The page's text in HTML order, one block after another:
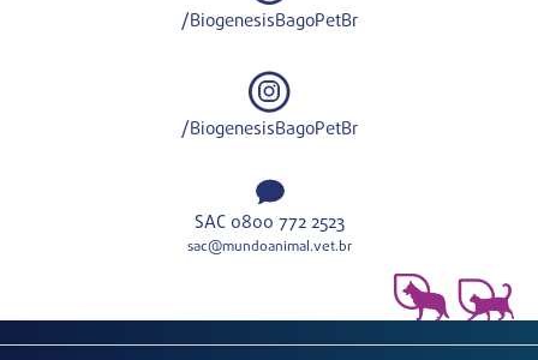
/BiogenesisBagoPetBr
/BiogenesisBagoPetBr
SAC 0800 772 2523
sac@mundoanimal.vet.br